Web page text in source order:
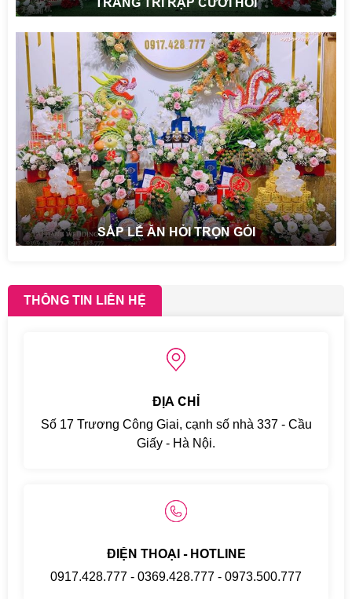
SẮP LỄ ĂN HỎI TRỌN GÓI
THÔNG TIN LIÊN HỆ
ĐỊA CHỈ
Số 17 Trương Công Giai, cạnh số nhà 337 - Cầu
Giấy - Hà Nội.
ĐIỆN THOẠI - HOTLINE
0917.428.777 - 0369.428.777 - 0973.500.777